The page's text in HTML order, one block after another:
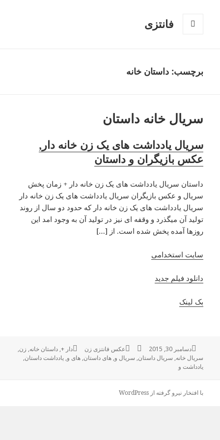
فانتزی
برچسب: داستان خانه
سریال خانه داستان
سریال یادداشت های یک زن خانه دار,
عکس بازیگران و داستان
داستان سریال یادداشت های یک زن خانه دار + زمان پخش
سریال و عکس بازیگران سریال یادداشت های یک زن خانه دار
سریال یادداشت های یک زن خانه دار که حدود دو سال از روند
تولید آن میگذرد و وقفه ای نیز در تولید آن به وجود امد این
روزها آمده پخش شده است. از […]
سایت استخدامی
دانلود فیلم جدید
بک لینک
ارسال
شده
در
دسامبر 30, 2015 نویسندهدسته‌ها
عکس فانتزی زن برچسب‌ها
دار +,داستان خانه, زن,
سریال خانه, سریال داستان, سریال و,های داستان,های و,یادداشت داستان,
یادداشت و
با افتخار نیرو گرفته از WordPress